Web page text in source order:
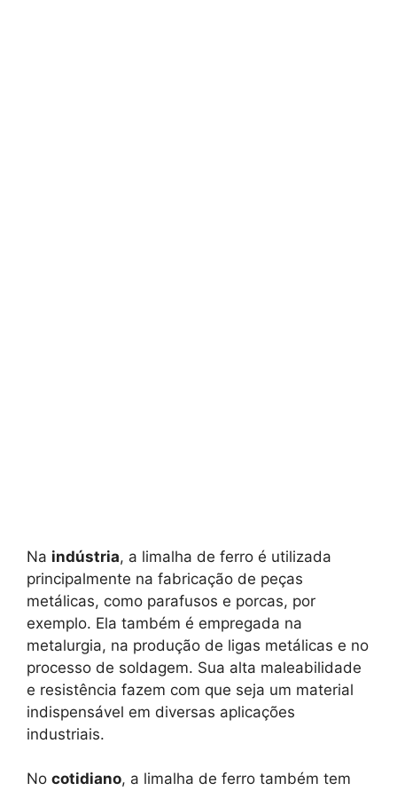
Na indústria, a limalha de ferro é utilizada
principalmente na fabricação de peças
metálicas, como parafusos e porcas, por
exemplo. Ela também é empregada na
metalurgia, na produção de ligas metálicas e no
processo de soldagem. Sua alta maleabilidade
e resistência fazem com que seja um material
indispensável em diversas aplicações
industriais.
No cotidiano, a limalha de ferro também tem